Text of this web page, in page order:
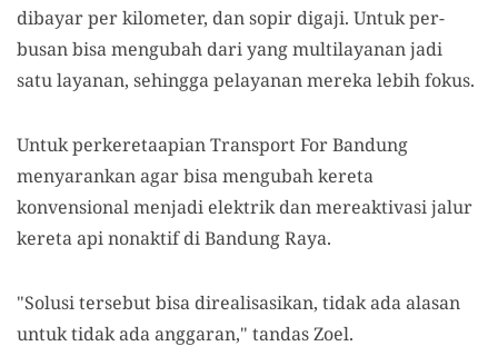
dibayar per kilometer, dan sopir digaji. Untuk per-
busan bisa mengubah dari yang multilayanan jadi
satu layanan, sehingga pelayanan mereka lebih fokus.
Untuk perkeretaapian Transport For Bandung
menyarankan agar bisa mengubah kereta
konvensional menjadi elektrik dan mereaktivasi jalur
kereta api nonaktif di Bandung Raya.
"Solusi tersebut bisa direalisasikan, tidak ada alasan
untuk tidak ada anggaran," tandas Zoel.